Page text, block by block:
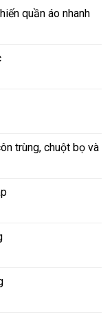
quần áo nhanh
trùng, chuột bọ và